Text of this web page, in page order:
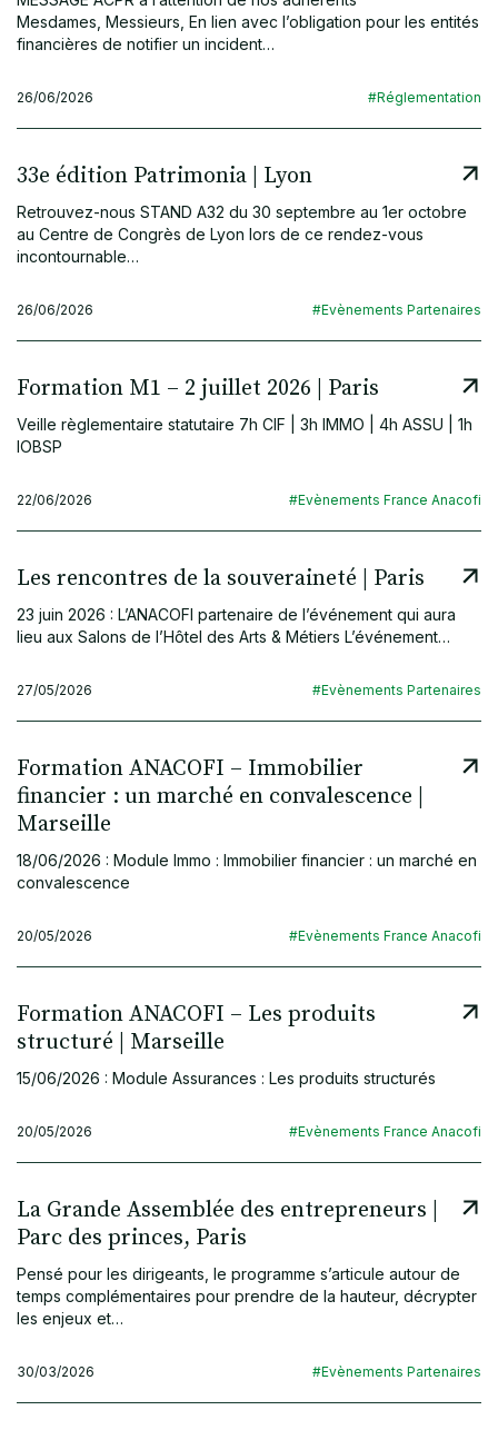
Mesdames, Messieurs, En lien avec l’obligation pour les entités
financières de notifier un incident…
26/06/2026 #Réglementation
33e édition Patrimonia | Lyon
Retrouvez-nous STAND A32 du 30 septembre au 1er octobre
au Centre de Congrès de Lyon lors de ce rendez-vous
incontournable…
26/06/2026 #Evènements Partenaires
Formation M1 – 2 juillet 2026 | Paris
Veille règlementaire statutaire 7h CIF | 3h IMMO | 4h ASSU | 1h
IOBSP
22/06/2026 #Evènements France Anacofi
Les rencontres de la souveraineté | Paris
23 juin 2026 : L’ANACOFI partenaire de l’événement qui aura
lieu aux Salons de l’Hôtel des Arts & Métiers L’événement…
27/05/2026 #Evènements Partenaires
Formation ANACOFI – Immobilier
financier : un marché en convalescence |
Marseille
18/06/2026 : Module Immo : Immobilier financier : un marché en
convalescence
20/05/2026 #Evènements France Anacofi
Formation ANACOFI – Les produits
structuré | Marseille
15/06/2026 : Module Assurances : Les produits structurés
20/05/2026 #Evènements France Anacofi
La Grande Assemblée des entrepreneurs |
Parc des princes, Paris
Pensé pour les dirigeants, le programme s’articule autour de
temps complémentaires pour prendre de la hauteur, décrypter
les enjeux et…
30/03/2026 #Evènements Partenaires